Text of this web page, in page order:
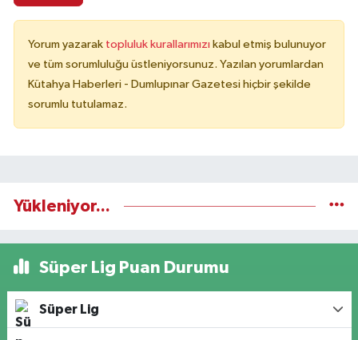
Yorum yazarak topluluk kurallarımızı kabul etmiş bulunuyor
ve tüm sorumluluğu üstleniyorsunuz. Yazılan yorumlardan
Kütahya Haberleri - Dumlupınar Gazetesi hiçbir şekilde
sorumlu tutulamaz.
Yükleniyor...
Süper Lig Puan Durumu
Süper Lig